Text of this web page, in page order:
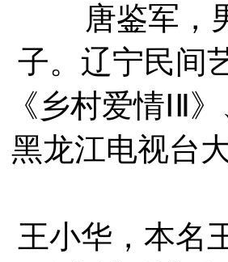
唐鉴军，男
子。辽宁民间
《乡村爱情ⅠⅡ
黑龙江电视台
王小华，本名